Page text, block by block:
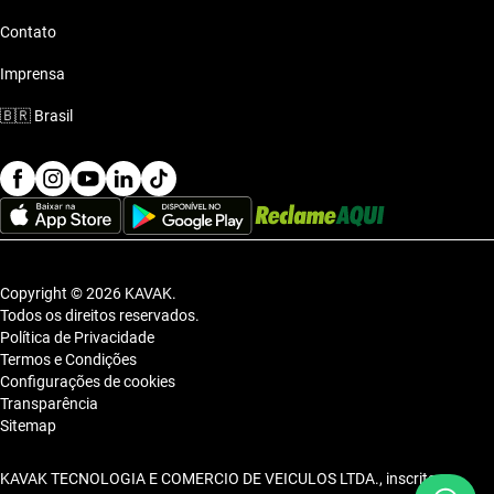
Contato
Imprensa
🇧🇷 Brasil
Copyright © 2026 KAVAK.
Todos os direitos reservados.
Política de Privacidade
Termos e Condições
Configurações de cookies
Transparência
Sitemap
KAVAK TECNOLOGIA E COMERCIO DE VEICULOS LTDA., inscrita no